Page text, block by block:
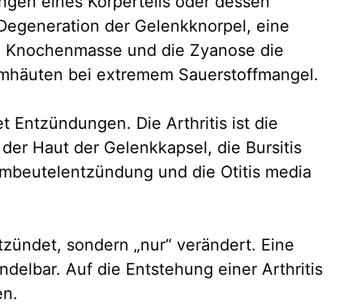
der Gelenkknorpel, eine
und die Zyanose die
bei extremem Sauerstoffmangel.
Entzündungen. Die Arthritis ist die
Haut der Gelenkkapsel, die Bursitis
und die Otitis media
sondern „nur“ verändert. Eine
Auf die Entstehung einer Arthritis